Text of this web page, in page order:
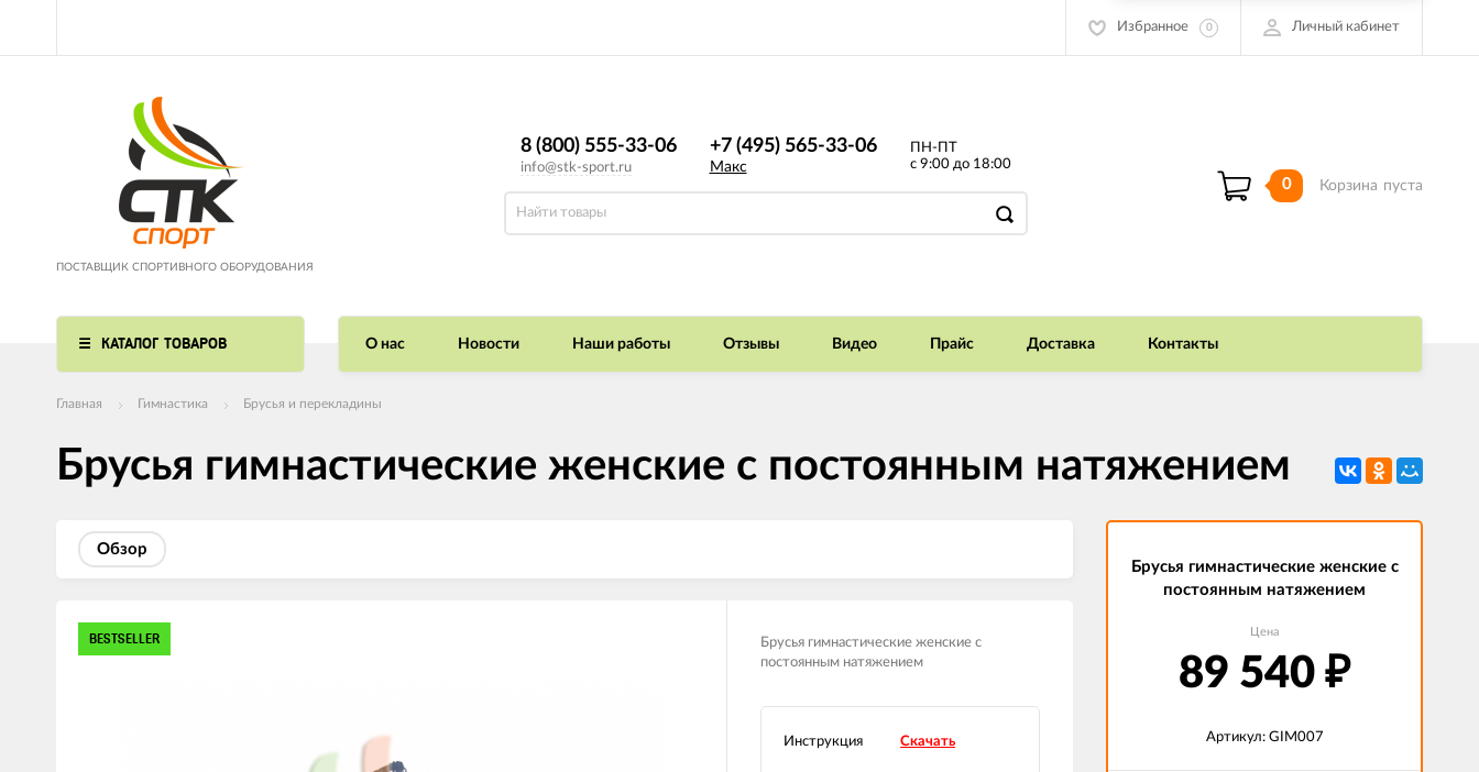
Избранное 0 Личный кабинет
ПОСТАВЩИК СПОРТИВНОГО ОБОРУДОВАНИЯ
8 (800) 555-33-06
info@stk-sport.ru
+7 (495) 565-33-06
Макс
ПН-ПТ
с 9:00 до 18:00
0 Корзина пуста
КАТАЛОГ ТОВАРОВ О нас Новости Наши работы Отзывы Видео Прайс Доставка Контакты
Главная Гимнастика Брусья и перекладины
Брусья гимнастические женские с постоянным натяжением
Обзор
товаров
BESTSELLER
Брусья гимнастические женские с
постоянным натяжением
Инструкция Скачать
Брусья гимнастические женские с
постоянным натяжением
Цена
89 540 ₽
Артикул: GIM007